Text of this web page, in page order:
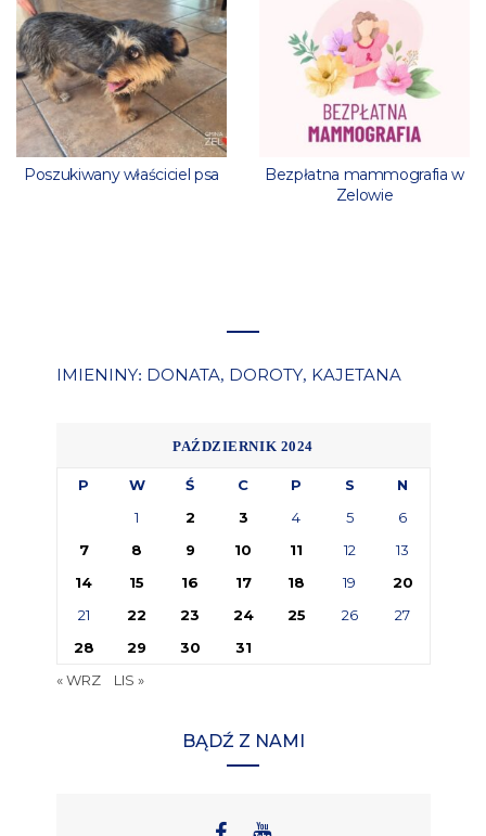
Poszukiwany właściciel psa
Bezpłatna mammografia w
Zelowie
IMIENINY: DONATA, DOROTY, KAJETANA
PAŹDZIERNIK 2024
P W Ś C P S
N
1
2 3 4 5
6
7
8 9 10 11 12
13
14
15 16 17 18 19
20
21
22 23 24 25 26
27
28
29 30
31
« WRZ
LIS »
BĄDŹ Z NAMI